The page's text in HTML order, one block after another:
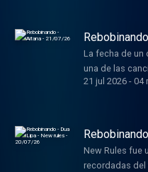
La fecha de un
una de las
Aitana. 6 de
21 jul 2026- 04
- 20/07/26
New Rules fue
recordadas del